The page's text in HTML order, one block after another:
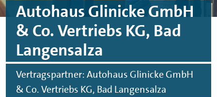
Autohaus Glinicke GmbH
& Co. Vertriebs KG, Bad
Langensalza
Vertragspartner: Autohaus Glinicke GmbH
& Co. Vertriebs KG, Bad Langensalza